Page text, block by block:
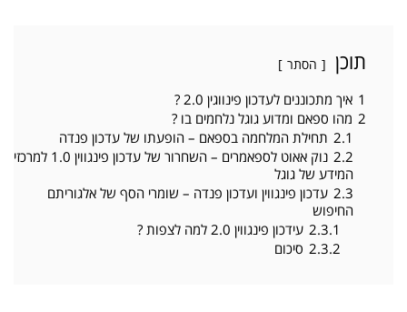
תוכן הסתר
1 איך מתכוננים לעדכון פינווגין 2.0 ?
2 מהו ספאם ומדוע גוגל נלחמים בו ?
2.1 תחילת המלחמה בספאם – הופעתו של עדכון פנדה
2.2
נוק אאוט לספאמרים – השחרור של עדכון פינגווין 1.0 למרכזי
המידע של גוגל
2.3 עדכון פינגווין ועדכון פנדה – שומרי הסף של אלגוריתם
החיפוש
2.3.1 עידכון פינגווין 2.0 למה לצפות ?
2.3.2 סיכום